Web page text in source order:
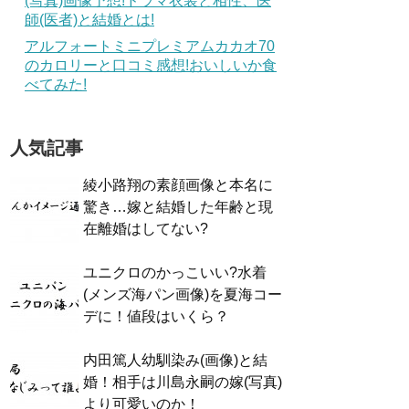
師(医者)と結婚とは!
アルフォートミニプレミアムカカオ70
のカロリーと口コミ感想!おいしいか食
べてみた!
人気記事
綾小路翔の素顔画像と本名に
驚き…嫁と結婚した年齢と現
在離婚はしてない?
ユニクロのかっこいい?水着
(メンズ海パン画像)を夏海コー
デに！値段はいくら？
内田篤人幼馴染み(画像)と結
婚！相手は川島永嗣の嫁(写真)
より可愛いのか！